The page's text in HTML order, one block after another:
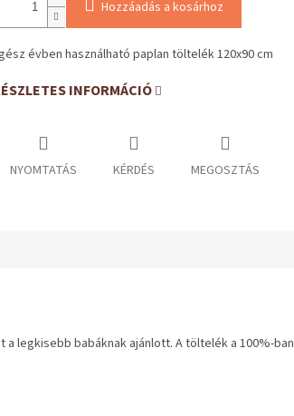
Hozzáadás a kosárhoz
évben használható paplan töltelék 120x90 cm
INFORMÁCIÓ
NYOMTATÁS KÉRDÉS MEGOSZTÁS
legkisebb babáknak ajánlott. A töltelék a 100%-ban